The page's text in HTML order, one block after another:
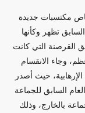
مكتسبات جديدة
تظهر وكأنها
القرصنة التي كانت
وجاء الانقسام
حيث أصدر
السابق للجماعة
بالخارج، وذلك